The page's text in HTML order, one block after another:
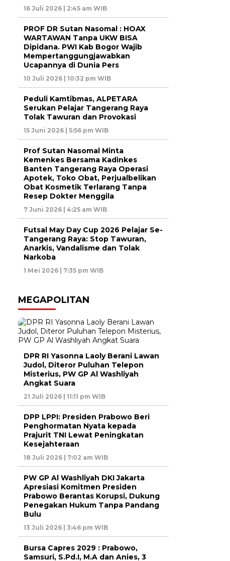
16 Juli 2026 | 2:45 am WIB
PROF DR Sutan Nasomal : HOAX
WARTAWAN Tanpa UKW BISA
Dipidana. PWI Kab Bogor Wajib
Mempertanggungjawabkan
Ucapannya di Dunia Pers
10 Juli 2026 | 10:32 pm WIB
Peduli Kamtibmas, ALPETARA
Serukan Pelajar Tangerang Raya
Tolak Tawuran dan Provokasi
15 Juni 2026 | 5:56 pm WIB
Prof Sutan Nasomal Minta
Kemenkes Bersama Kadinkes
Banten Tangerang Raya Operasi
Apotek, Toko Obat, Perjualbelikan
Obat Kosmetik Terlarang Tanpa
Resep Dokter Menggila
7 Juni 2026 | 4:25 am WIB
Futsal May Day Cup 2026 Pelajar Se-
Tangerang Raya: Stop Tawuran,
Anarkis, Vandalisme dan Tolak
Narkoba
1 Mei 2026 | 7:35 pm WIB
MEGAPOLITAN
DPR RI Yasonna Laoly Berani Lawan
Judol, Diteror Puluhan Telepon
Misterius, PW GP Al Washliyah
Angkat Suara
21 Juli 2026 | 11:11 pm WIB
DPP LPPI: Presiden Prabowo Beri
Penghormatan Nyata kepada
Prajurit TNI Lewat Peningkatan
Kesejahteraan
18 Juli 2026 | 7:02 am WIB
PW GP Al Washliyah DKI Jakarta
Apresiasi Komitmen Presiden
Prabowo Berantas Korupsi, Dukung
Penegakan Hukum Tanpa Pandang
Bulu
13 Juli 2026 | 3:46 pm WIB
Bursa Capres 2029 : Prabowo,
Samsuri, S.Pd.I, M.A dan Anies, 3